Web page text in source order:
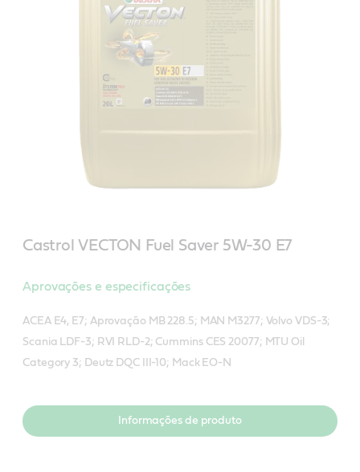
Castrol VECTON Fuel Saver 5W-30 E7
Aprovações e especificações
ACEA E4, E7; Aprovação MB 228.5; MAN M3277; Volvo VDS-3;
Scania LDF-3; RVI RLD-2; Cummins CES 20077; MTU Oil
Category 3; Deutz DQC III-10; Mack EO-N
Informações de produto